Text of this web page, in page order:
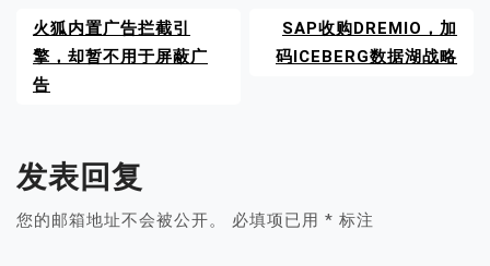
火狐内置广告拦截引
擎，却暂不用于屏蔽广
告
SAP收购DREMIO，加
码ICEBERG数据湖战略
发表回复
您的邮箱地址不会被公开。 必填项已用 * 标注